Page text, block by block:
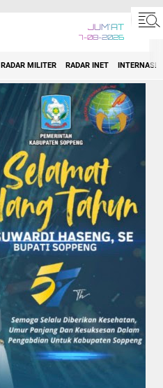
JUM'AT
7-08-2026
RADAR MILITER RADAR INET